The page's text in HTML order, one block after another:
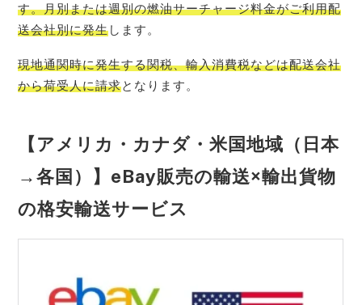
す。月別または週別の燃油サーチャージ料金がご利用配
送会社別に発生します。
現地通関時に発生する関税、輸入消費税などは配送会社
から荷受人に請求となります。
【アメリカ・カナダ・米国地域（日本
→各国）】eBay販売の輸送×輸出貨物
の格安輸送サービス